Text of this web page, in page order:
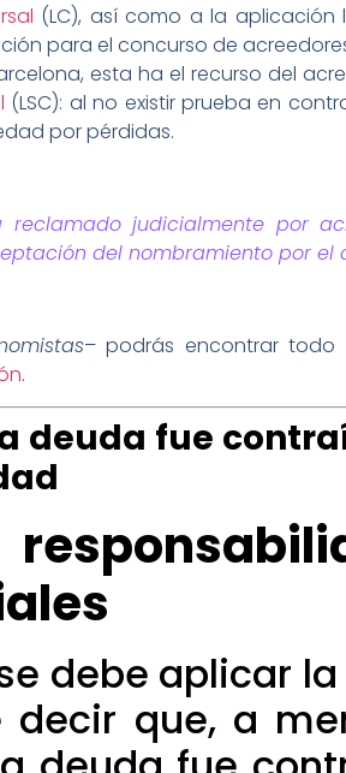
(LC), así como a la aplicación
para el concurso de
esta ha el recurso del
(LSC): al no existir prueba en
por pérdidas.
judicialmente por
del nombramiento por el
– podrás encontrar todo
.
deuda fue
debe aplicar
decir que, a